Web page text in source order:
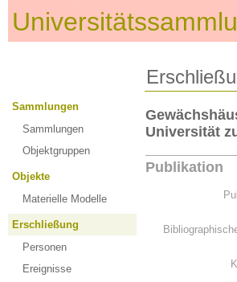
Sammlungen
Sammlungen
Objektgruppen
Objekte
Materielle Modelle
Erschließung
Personen
Ereignisse
Universität
Publikation